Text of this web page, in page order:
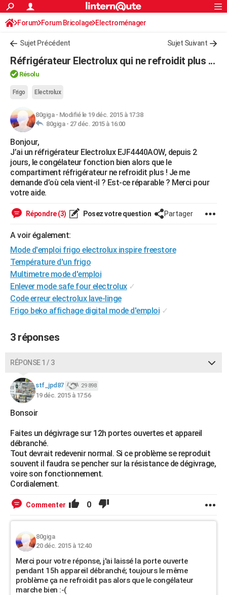
ACTUALITÉS
Politique
Société
Faits Divers
Education
Monde
Villes
+
Programme TV
TNTStreaming
Cinéma
Sorties cinéma
Musique
+FINANCE
Retraite
Impôts
Epargne
Immobilier
Risques naturels par ville
Banque
Assurance
Crédit
AUTO
Essais
Réserver un essai
Citadines
Berlines
SUV
Forum auto
+
HIGH-TECH
Mobiles
Meilleur smartphone
Internet
Ordinateurs
Jeux vidéo
Guide high-tech
Forum
Aménagement intérieur
Extérieur
Cuisine
Salle de bains
Jardinage
Rangement
WEEK-END
Guides de France
Escapades
Patrimoine
Expositions
Musées
Week-end nature
+LIFESTYLE
Art de vivre
Bien-être
Loisirs
Mode
Modes de vie
SANTE
Alimentation
Guide de la santé
Maladies
Médicaments
Sommeil
VOYAGE
Destinations
City break
Voyage nature
Voyage de noces
Forum
Climat
+PHOTO
GUIDES D'ACHAT
BONS PLANS
CARTE DE VOEUX
Dictionnaire
Biographies
Citations
Expressions
Proverbes
PROGRAMME TV
COPAINS D'AVANT
S'inscrire
Se connecter
Lycées
Collèges
Primaires
Universités
Entreprises
Service militaire
Avis de recherche
AVIS DE DÉCÈS
FORUM
S'inscrire
Connexion
Forum Forum Bricolage Electroménager
Sujet Précédent Sujet Suivant
Réfrigérateur Electrolux qui ne refroidit plus ...
Résolu
Frigo Electrolux
80giga- Modifié le 19 déc. 2015 à 17:38
80giga - 27 déc. 2015 à 16:00
Bonjour,
J’ai un réfrigérateur Electrolux EJF4440AOW, depuis 2
jours, le congélateur fonction bien alors que le
compartiment réfrigérateur ne refroidit plus ! Je me
demande d’où cela vient-il ? Est-ce réparable ? Merci pour
votre aide.
Répondre (3) Posez votre question Partager
A voir également:
Mode d'emploi frigo electrolux inspire freestore
Température d'un frigo
Multimetre mode d'emploi
Enlever mode safe four electrolux ✓
Code erreur electrolux lave-linge
Frigo beko affichage digital mode d'emploi ✓
3 réponses
RÉPONSE 1 / 3
stf_jpd87 29 898
19 déc. 2015 à 17:56
Bonsoir
Faites un dégivrage sur 12h portes ouvertes et appareil
débranché.
Tout devrait redevenir normal. Si ce problème se reproduit
souvent il faudra se pencher sur la résistance de dégivrage,
voire son fonctionnement.
Cordialement.
Commenter 0
80giga
20 déc. 2015 à 12:40
Merci pour votre réponse, j'ai laissé la porte ouverte
pendant 15h appareil débranché; toujours le même
problème ça ne refroidit pas alors que le congélateur
marche bien :-(